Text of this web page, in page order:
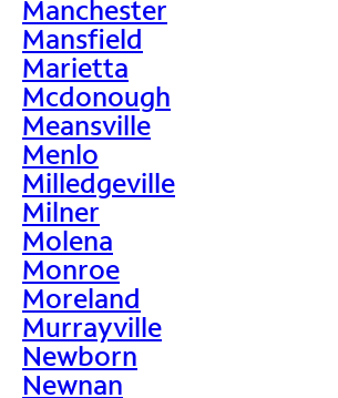
Manchester
Mansfield
Marietta
Mcdonough
Meansville
Menlo
Milledgeville
Milner
Molena
Monroe
Moreland
Murrayville
Newborn
Newnan